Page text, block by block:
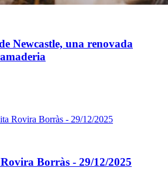
Newcastle, una renovada
Borràs - 29/12/2025